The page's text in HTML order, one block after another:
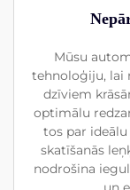
Mūsu
tehnoloģiju, lai
dzīviem
optimālu
tos par
skatīšanās
nodrošina